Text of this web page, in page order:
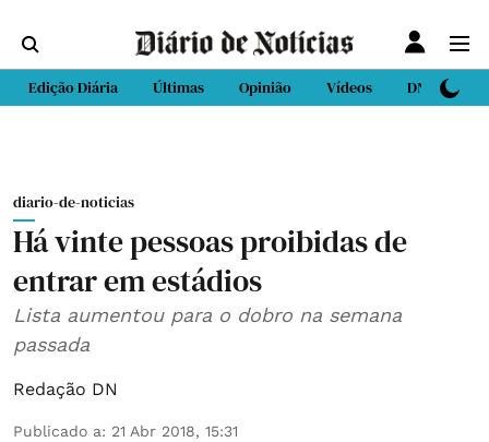
Edição Diária Últimas Opinião Vídeos DN Sport
diario-de-noticias
Há vinte pessoas proibidas de
entrar em estádios
Lista aumentou para o dobro na semana
passada
Redação DN
Publicado a: 21 Abr 2018, 15:31